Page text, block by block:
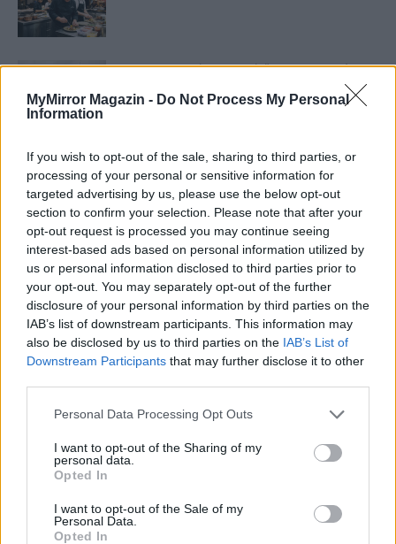
MyMirror Magazin - Do Not Process My Personal
Information
If you wish to opt-out of the sale, sharing to third parties, or
processing of your personal or sensitive information for
targeted advertising by us, please use the below opt-out
section to confirm your selection. Please note that after your
opt-out request is processed you may continue seeing
interest-based ads based on personal information utilized by
us or personal information disclosed to third parties prior to
your opt-out. You may separately opt-out of the further
disclosure of your personal information by third parties on the
IAB’s list of downstream participants. This information may
also be disclosed by us to third parties on the IAB’s List of
Downstream Participants that may further disclose it to other
Personal Data Processing Opt Outs
I want to opt-out of the Sharing of my
personal data.
Opted In
I want to opt-out of the Sale of my
Personal Data.
Opted In
Szent Genovéva, a túlélő Franciaország
Minka 12. rész
Minka 11. rész
T. szereti a fiatal lányokat 14. rész
Pedig szóltam… – Miért nem hiszünk a
gyűjteménye